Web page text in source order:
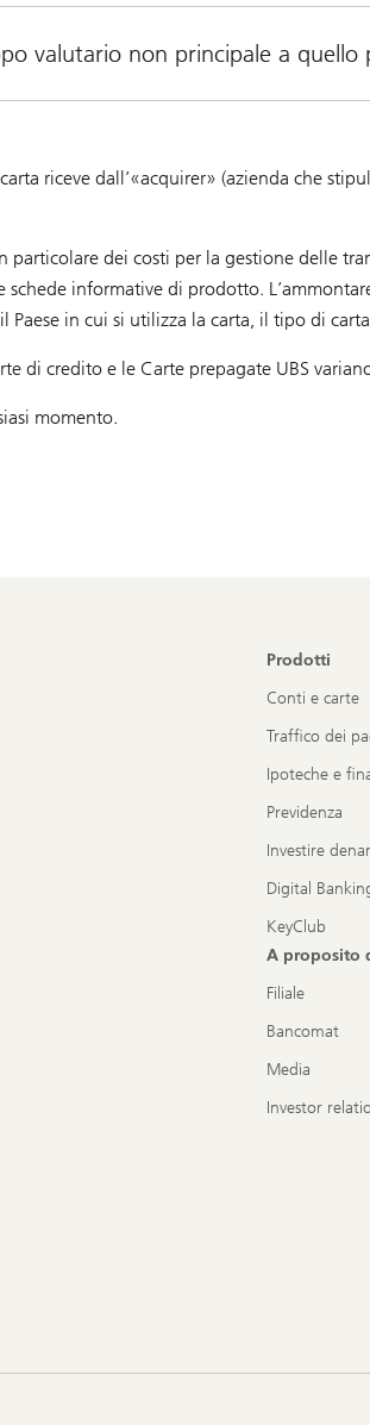
valutario non principale a quello
riceve dall’«acquirer» (azienda che
dei costi per la gestione delle
informative di prodotto.
in cui si utilizza la carta, il tipo di
di credito e le Carte prepagate UBS
momento.
Prodotti
Conti e carte
Traffico dei
Ipoteche e
Previdenza
Investire
Digital
KeyClub
A proposito
Filiale
Bancomat
Media
Investor